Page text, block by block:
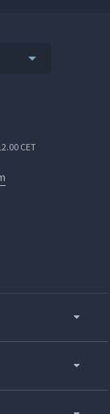
CET